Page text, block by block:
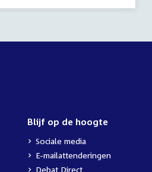
Blijf op de hoogte
Sociale media
E-mailattenderingen
Debat Direct